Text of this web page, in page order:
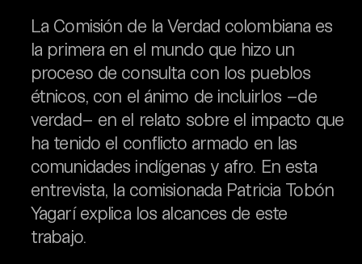
La Comisión de la Verdad colombiana es
la primera en el mundo que hizo un
proceso de consulta con los pueblos
étnicos, con el ánimo de incluirlos –de
verdad– en el relato sobre el impacto que
ha tenido el conflicto armado en las
comunidades indígenas y afro. En esta
entrevista, la comisionada Patricia Tobón
Yagarí explica los alcances de este
trabajo.